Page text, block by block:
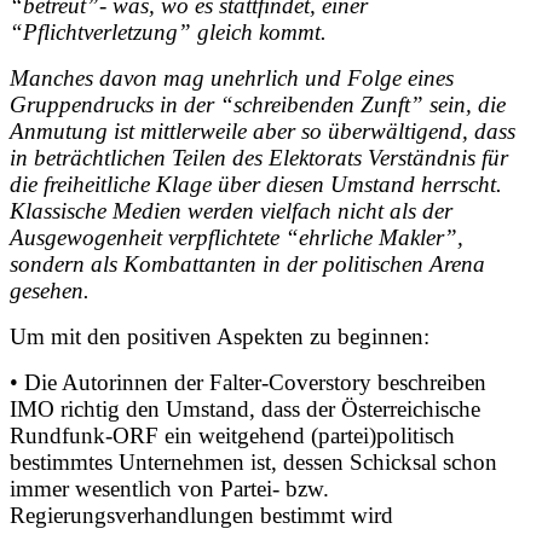
“Pflichtverletzung” gleich kommt.
Manches davon mag unehrlich und Folge eines
Gruppendrucks in der “schreibenden Zunft” sein, die
Anmutung ist mittlerweile aber so überwältigend, dass
in beträchtlichen Teilen des Elektorats Verständnis für
die freiheitliche Klage über diesen Umstand herrscht.
Klassische Medien werden vielfach nicht als der
Ausgewogenheit verpflichtete “ehrliche Makler”,
sondern als Kombattanten in der politischen Arena
gesehen.
Um mit den positiven Aspekten zu beginnen:
• Die Autorinnen der Falter-Coverstory beschreiben
IMO richtig den Umstand, dass der Österreichische
Rundfunk-ORF ein weitgehend (partei)politisch
bestimmtes Unternehmen ist, dessen Schicksal schon
immer wesentlich von Partei- bzw.
Regierungsverhandlungen bestimmt wird